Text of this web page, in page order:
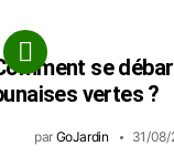
se
vertes ?
par GoJardin 31/08/